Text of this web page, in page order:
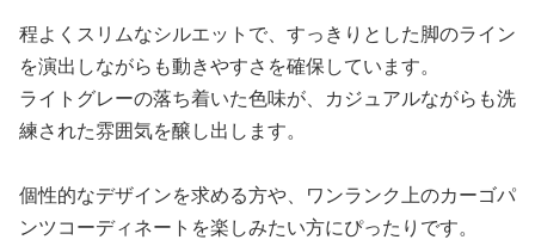
程よくスリムなシルエットで、すっきりとした脚のライン
を演出しながらも動きやすさを確保しています。
ライトグレーの落ち着いた色味が、カジュアルながらも洗
練された雰囲気を醸し出します。
個性的なデザインを求める方や、ワンランク上のカーゴパ
ンツコーディネートを楽しみたい方にぴったりです。